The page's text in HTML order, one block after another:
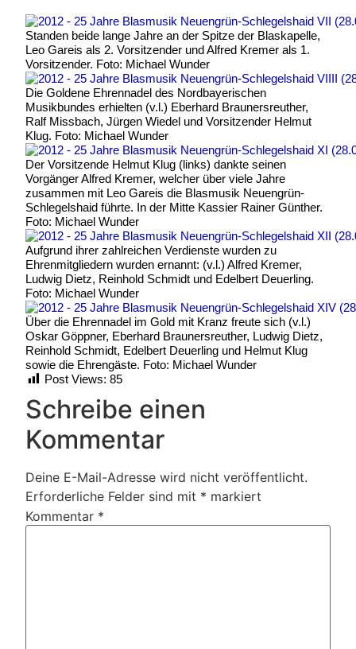
Standen beide lange Jahre an der Spitze der Blaskapelle,
Leo Gareis als 2. Vorsitzender und Alfred Kremer als 1.
Vorsitzender. Foto: Michael Wunder
Die Goldene Ehrennadel des Nordbayerischen
Musikbundes erhielten (v.l.) Eberhard Braunersreuther,
Ralf Missbach, Jürgen Wiedel und Vorsitzender Helmut
Klug. Foto: Michael Wunder
Der Vorsitzende Helmut Klug (links) dankte seinen
Vorgänger Alfred Kremer, welcher über viele Jahre
zusammen mit Leo Gareis die Blasmusik Neuengrün-
Schlegelshaid führte. In der Mitte Kassier Rainer Günther.
Foto: Michael Wunder
Aufgrund ihrer zahlreichen Verdienste wurden zu
Ehrenmitgliedern wurden ernannt: (v.l.) Alfred Kremer,
Ludwig Dietz, Reinhold Schmidt und Edelbert Deuerling.
Foto: Michael Wunder
Über die Ehrennadel im Gold mit Kranz freute sich (v.l.)
Oskar Göppner, Eberhard Braunersreuther, Ludwig Dietz,
Reinhold Schmidt, Edelbert Deuerling und Helmut Klug
sowie die Ehrengäste. Foto: Michael Wunder
Post Views: 85
Schreibe einen
Kommentar
Deine E-Mail-Adresse wird nicht veröffentlicht.
Erforderliche Felder sind mit * markiert
Kommentar *